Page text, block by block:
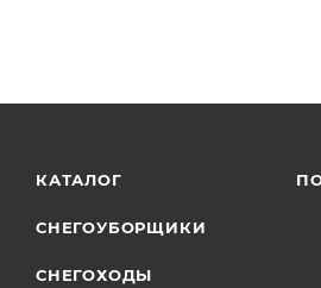
КАТАЛОГ
СНЕГОУБОРЩИКИ
СНЕГОХОДЫ